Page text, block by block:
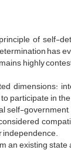
of self-
has
highly
dimensions:
in the
self-
independence.
an existing